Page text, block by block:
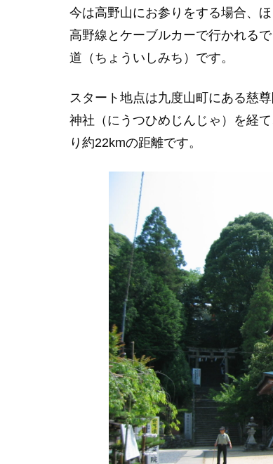
今は高野山にお参りをする場合、
高野線とケーブルカーで行かれる
道（ちょういしみち）です。
スタート地点は九度山町にある慈
神社（にうつひめじんじゃ）を経
り約22kmの距離です。